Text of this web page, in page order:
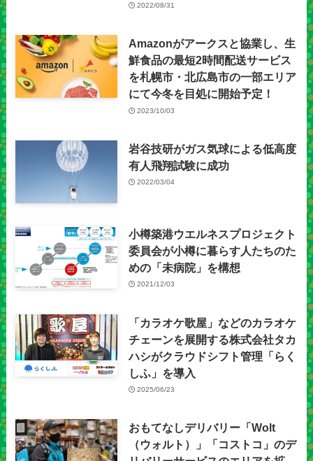
2022/08/31
Amazonがアークスと協業し、生
鮮食品の最短2時間配送サービス
を札幌市・北広島市の一部エリア
にて今冬を目処に開始予定！
2023/10/03
岩谷技研がガス気球による低高度
有人飛翔試験に成功
2022/03/04
小樽築港ウエルネスプロジェクト
委員会が小樽に暮らす人たちのた
めの「未病院」を構想
2021/12/03
「カラオケ歌屋」などのカラオケ
チェーンを展開する株式会社タカ
ハシがクラウドシフト管理「らく
しふ」を導入
2025/06/23
おもてなしデリバリー「Wolt
（ウォルト）」「コストコ」のデ